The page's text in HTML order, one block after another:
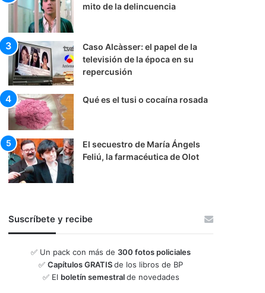
mito de la delincuencia
Caso Alcàsser: el papel de la
televisión de la época en su
repercusión
Qué es el tusi o cocaína rosada
El secuestro de María Ángels
Feliú, la farmacéutica de Olot
Suscríbete y recibe
✅ Un pack con más de 300 fotos policiales
✅ Capítulos GRATISde los libros de BP
✅ El boletín semestralde novedades